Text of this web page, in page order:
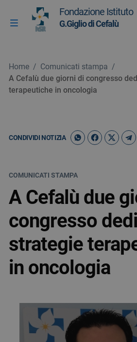
Vai ai contenuti
Vai al menu di navigazione
Vai al footer
Attiva / disattiva la
Fondazione Istituto
G.Giglio di Cefalù
Home / Comunicati stampa /
A Cefalù due giorni di congresso
terapeutiche in oncologia
CONDIVIDI NOTIZIA
COMUNICATI STAMPA
A Cefalù due
congresso
strategie
in oncologia